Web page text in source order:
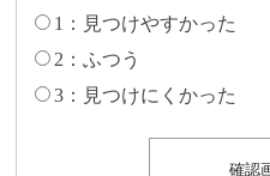
1：見つけやすかった
2：ふつう
3：見つけにくかった